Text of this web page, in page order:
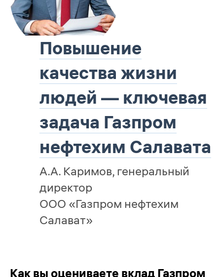
Повышение
качества жизни
людей — ключевая
задача Газпром
нефтехим Салавата
А.А. Каримов, генеральный
директор
OOO «Газпром нефтехим
Салават»
Как вы оцениваете вклад Газпром